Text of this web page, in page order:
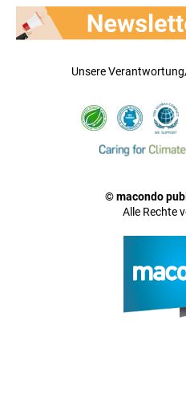
Unsere
© macondo
Alle Rechte